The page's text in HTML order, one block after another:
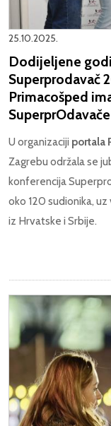
25.10.2025.
Dodijeljene
Superprodavač
Primacošped
SuperprOdavače
U organizaciji portala
Zagrebu održala se
konferencija
oko 120 sudionika,
iz Hrvatske i Srbije.